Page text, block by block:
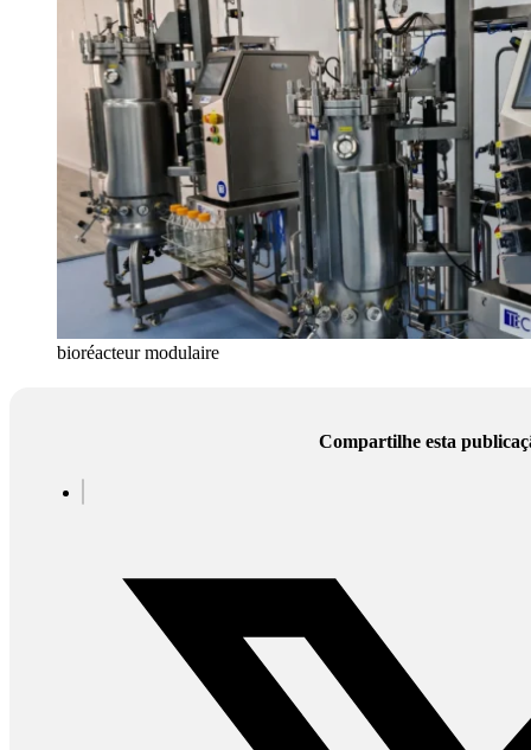
bioréacteur modulaire
Compartilhe esta